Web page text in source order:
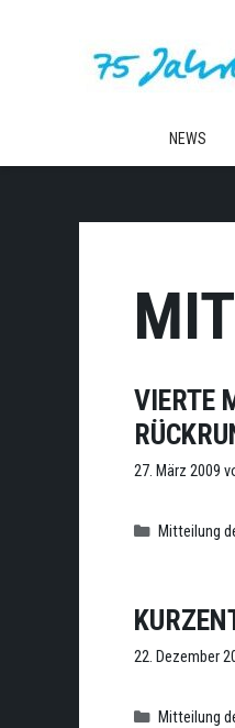
NEWS
VIERTE
27. März 2009
Kategorien
Mitteilung
22. Dezember
Kategorien
Mitteilung